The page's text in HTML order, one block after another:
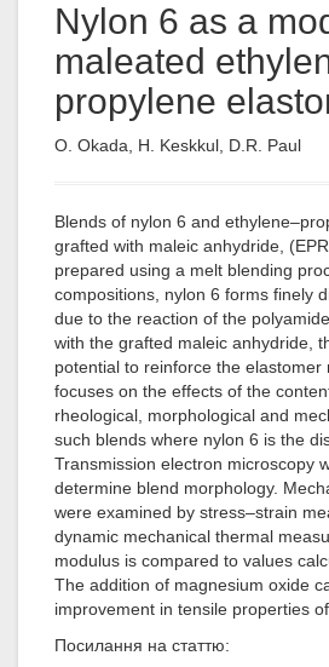
Nylon 6 as a
maleated
propylene
O. Okada, H. Keskkul, D.R. Paul
Blends of nylon 6 and
grafted with maleic anhydride,
prepared using a melt blending
compositions, nylon 6 forms finely
due to the reaction of the
with the grafted maleic anhydride,
potential to reinforce the elastomer
focuses on the effects of the
rheological, morphological and
such blends where nylon 6 is the
Transmission electron microscopy
determine blend morphology.
were examined by stress–strain
dynamic mechanical thermal
modulus is compared to values
The addition of magnesium oxide
improvement in tensile properties
Посилання на статтю: